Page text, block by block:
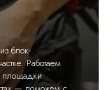
блок-
Работаем
площадки.